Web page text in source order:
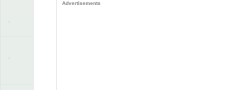
Advertisements